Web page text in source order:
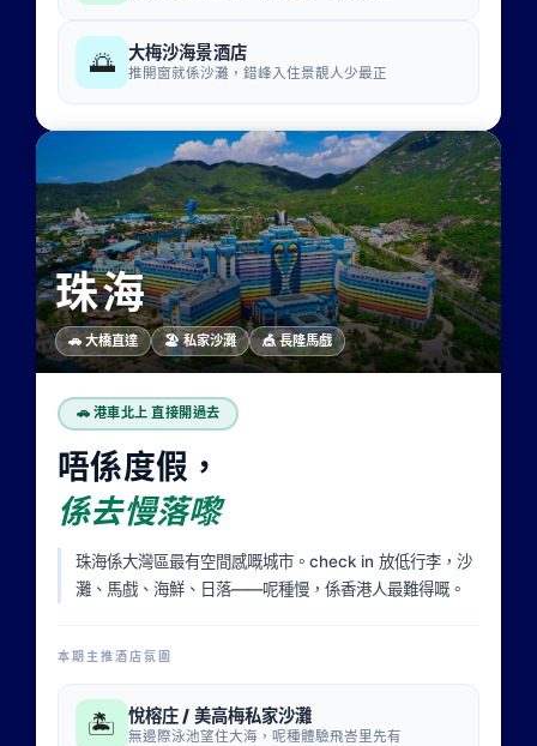
🌅 大梅沙海景酒店
推開窗就係沙灘，錯峰入住景靚人少最正
珠海
🚗 大橋直達 🏖 私家沙灘 🎪 長隆馬戲
🚗 港車北上 直接開過去
唔係度假，
係去慢落嚟
珠海係大灣區最有空間感嘅城市。check in 放低行李，沙
灘、馬戲、海鮮、日落——呢種慢，係香港人最難得嘅。
本期主推酒店氛圍
🏝 悅榕庄 / 美高梅私家沙灘
無邊際泳池望住大海，呢種體驗飛峇里先有